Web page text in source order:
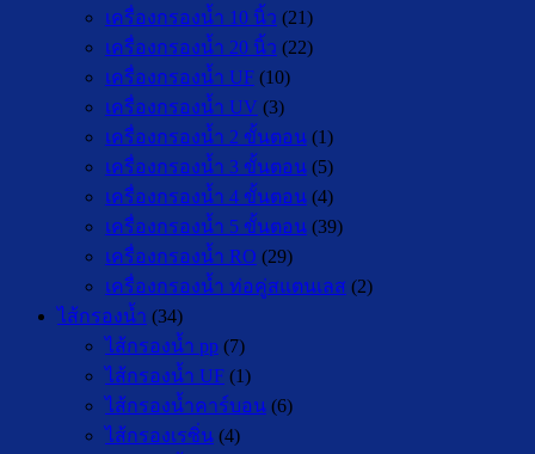
เครื่องกรองน้ำ 10 นิ้ว (21)
เครื่องกรองน้ำ 20 นิ้ว (22)
เครื่องกรองน้ำ UF (10)
เครื่องกรองน้ำ UV (3)
เครื่องกรองน้ำ 2 ขั้นตอน (1)
เครื่องกรองน้ำ 3 ขั้นตอน (5)
เครื่องกรองน้ำ 4 ขั้นตอน (4)
เครื่องกรองน้ำ 5 ขั้นตอน (39)
เครื่องกรองน้ำ RO (29)
เครื่องกรองน้ำ ท่อคู่สแตนเลส (2)
ไส้กรองน้ำ (34)
ไส้กรองน้ำ pp (7)
ไส้กรองน้ำ UF (1)
ไส้กรองน้ำคาร์บอน (6)
ไส้กรองเรซิ่น (4)